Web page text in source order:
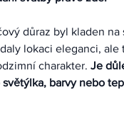
důraz byl kladen na
lokaci eleganci, ale
charakter. Je
barvy nebo